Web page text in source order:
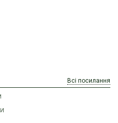
Всі посилання